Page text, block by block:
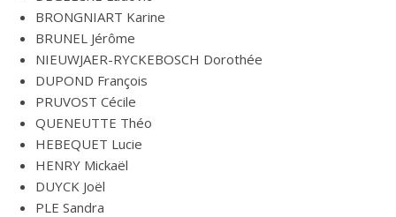
BRONGNIART Karine
BRUNEL Jérôme
NIEUWJAER-RYCKEBOSCH Dorothée
DUPOND François
PRUVOST Cécile
QUENEUTTE Théo
HEBEQUET Lucie
HENRY Mickaël
DUYCK Joël
PLE Sandra